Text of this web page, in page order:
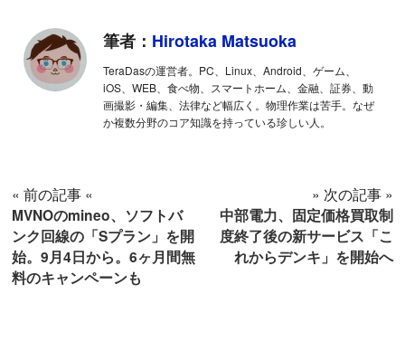
筆者： Hirotaka Matsuoka
TeraDasの運営者。PC、Linux、Android、ゲーム、
iOS、WEB、食べ物、スマートホーム、金融、証券、動
画撮影・編集、法律など幅広く。物理作業は苦手。なぜ
か複数分野のコア知識を持っている珍しい人。
« 前の記事 «
MVNOのmineo、ソフトバ
ンク回線の「Sプラン」を開
始。9月4日から。6ヶ月間無
料のキャンペーンも
» 次の記事 »
中部電力、固定価格買取制
度終了後の新サービス「こ
れからデンキ」を開始へ